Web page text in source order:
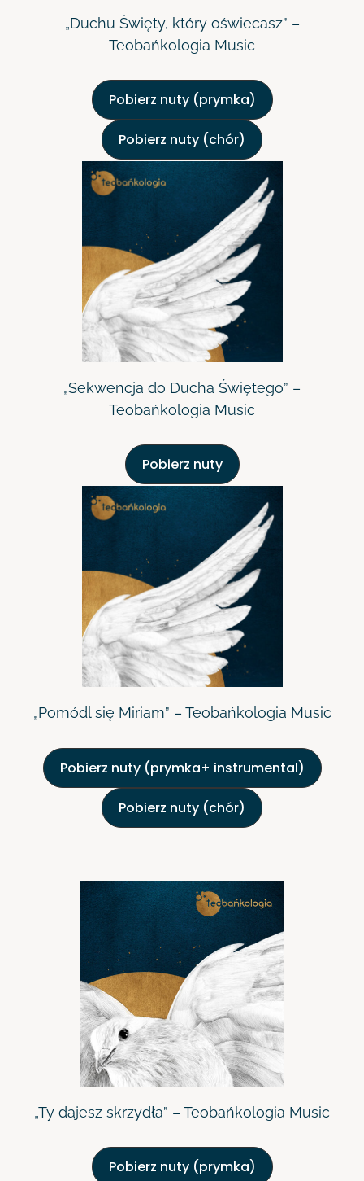
„Duchu Święty, który oświecasz” –
Teobańkologia Music
Pobierz nuty (prymka)
Pobierz nuty (chór)
„Sekwencja do Ducha Świętego” –
Teobańkologia Music
Pobierz nuty
„Pomódl się Miriam” – Teobańkologia Music
Pobierz nuty (prymka+ instrumental)
Pobierz nuty (chór)
„Ty dajesz skrzydła” – Teobańkologia Music
Pobierz nuty (prymka)